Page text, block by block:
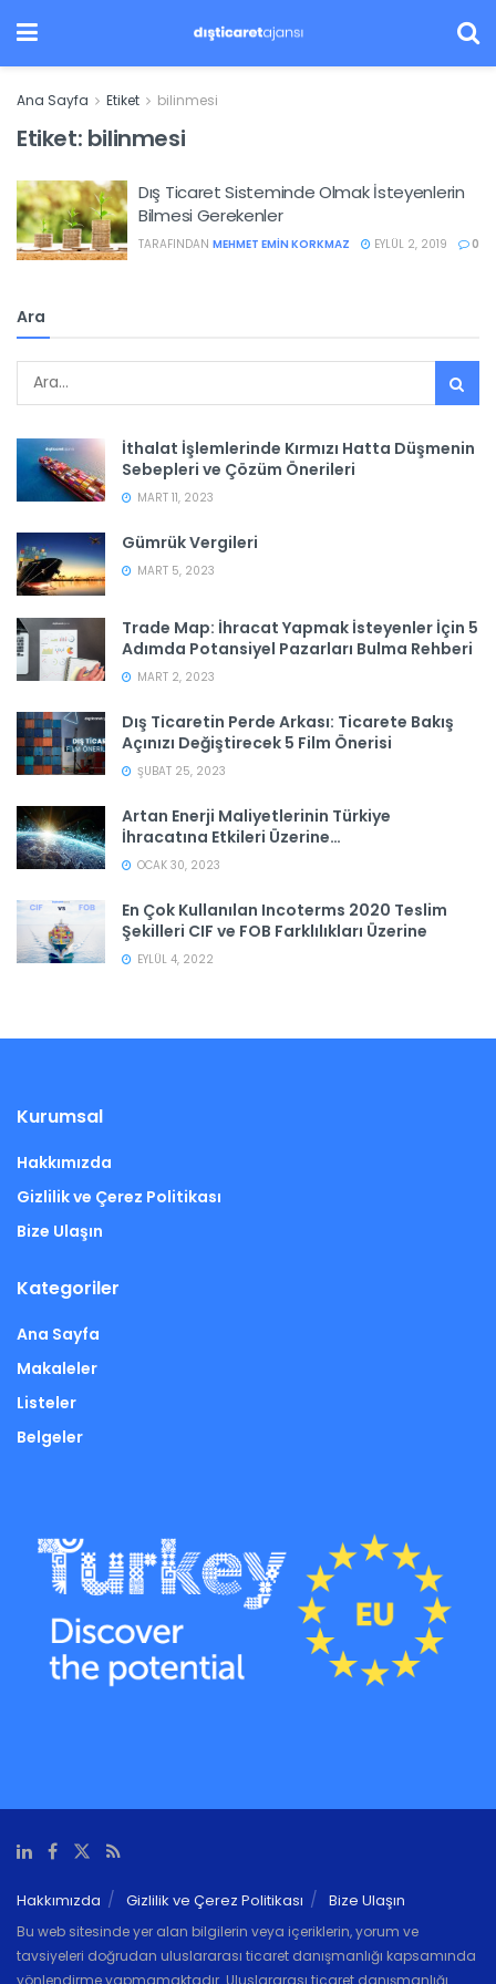
Ana Sayfa Etiket bilinmesi
Etiket: bilinmesi
Dış Ticaret Sisteminde Olmak İsteyenlerin
Bilmesi Gerekenler
TARAFINDAN MEHMET EMIN KORKMAZ EYLÜL 2, 2019 0
Ara
İthalat İşlemlerinde Kırmızı Hatta Düşmenin
Sebepleri ve Çözüm Önerileri
MART 11, 2023
Gümrük Vergileri
MART 5, 2023
Trade Map: İhracat Yapmak İsteyenler İçin 5
Adımda Potansiyel Pazarları Bulma Rehberi
MART 2, 2023
Dış Ticaretin Perde Arkası: Ticarete Bakış
Açınızı Değiştirecek 5 Film Önerisi
ŞUBAT 25, 2023
Artan Enerji Maliyetlerinin Türkiye
İhracatına Etkileri Üzerine…
OCAK 30, 2023
En Çok Kullanılan Incoterms 2020 Teslim
Şekilleri CIF ve FOB Farklılıkları Üzerine
EYLÜL 4, 2022
Kurumsal
Hakkımızda
Gizlilik ve Çerez Politikası
Bize Ulaşın
Kategoriler
Ana Sayfa
Makaleler
Listeler
Belgeler
Hakkımızda Gizlilik ve Çerez Politikası Bize Ulaşın
Bu web sitesinde yer alan bilgilerin veya içeriklerin, yorum ve
tavsiyeleri doğrudan uluslararası ticaret danışmanlığı kapsamında